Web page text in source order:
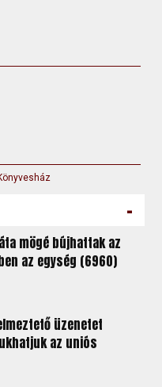
-
mögé bújhattak az
az egység (6960)
üzenetet
az uniós